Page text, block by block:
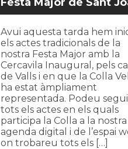
Avui aquesta tarda hem
els actes tradicionals de la
nostra Festa Major amb la
Cercavila Inaugural, pels
de Valls i en que la Colla
ha estat àmpliament
representada. Podeu
tots els actes en els quals
participa la Colla a la nostra
agenda digital i de l’espai
on trobareu tots els […]